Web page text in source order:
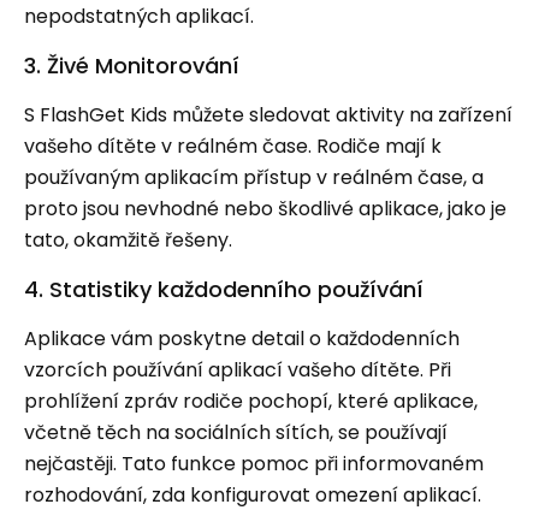
nepodstatných aplikací.
3. Živé Monitorování
S FlashGet Kids můžete sledovat aktivity na zařízení
vašeho dítěte v reálném čase. Rodiče mají k
používaným aplikacím přístup v reálném čase, a
proto jsou nevhodné nebo škodlivé aplikace, jako je
tato, okamžitě řešeny.
4. Statistiky každodenního používání
Aplikace vám poskytne detail o každodenních
vzorcích používání aplikací vašeho dítěte. Při
prohlížení zpráv rodiče pochopí, které aplikace,
včetně těch na sociálních sítích, se používají
nejčastěji. Tato funkce pomoc při informovaném
rozhodování, zda konfigurovat omezení aplikací.